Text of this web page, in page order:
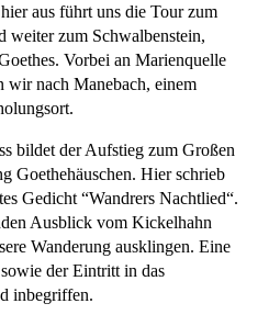
aus führt uns die Tour zum
weiter zum Schwalbenstein,
Vorbei an Marienquelle
wir nach Manebach, einem
bildet der Aufstieg zum Großen
Goethehäuschen. Hier schrieb
Gedicht “Wandrers Nachtlied“.
Ausblick vom Kickelhahn
Wanderung ausklingen. Eine
der Eintritt in das
inbegriffen.